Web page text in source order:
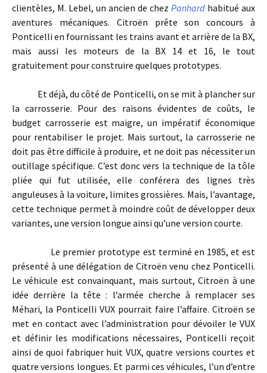
clientèles, M. Lebel, un ancien de chez Panhard habitué aux
aventures mécaniques. Citroën prête son concours à
Ponticelli en fournissant les trains avant et arrière de la BX,
mais aussi les moteurs de la BX 14 et 16, le tout
gratuitement pour construire quelques prototypes.
Et déjà, du côté de Ponticelli, on se mit à plancher sur
la carrosserie. Pour des raisons évidentes de coûts, le
budget carrosserie est maigre, un impératif économique
pour rentabiliser le projet. Mais surtout, la carrosserie ne
doit pas être difficile à produire, et ne doit pas nécessiter un
outillage spécifique. C’est donc vers la technique de la tôle
pliée qui fut utilisée, elle conférera des lignes très
anguleuses à la voiture, limites grossières. Mais, l’avantage,
cette technique permet à moindre coût de développer deux
variantes, une version longue ainsi qu’une version courte.
Le premier prototype est terminé en 1985, et est
présenté à une délégation de Citroën venu chez Ponticelli.
Le véhicule est convainquant, mais surtout, Citroën à une
idée derrière la tête : l’armée cherche à remplacer ses
Méhari, la Ponticelli VUX pourrait faire l’affaire. Citroën se
met en contact avec l’administration pour dévoiler le VUX
et définir les modifications nécessaires, Ponticelli reçoit
ainsi de quoi fabriquer huit VUX, quatre versions courtes et
quatre versions longues. Et parmi ces véhicules, l’un d’entre